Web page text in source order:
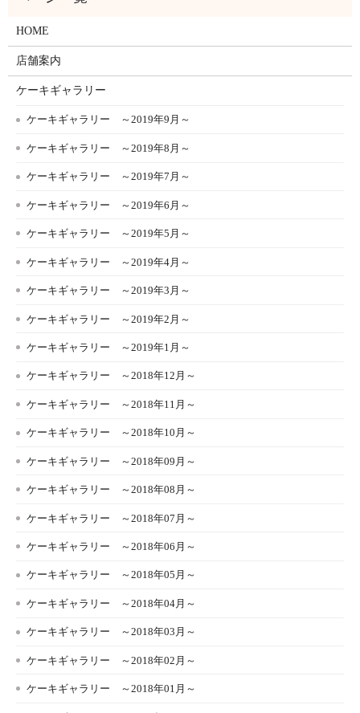
HOME
店舗案内
ケーキギャラリー
ケーキギャラリー ～2019年9月～
ケーキギャラリー ～2019年8月～
ケーキギャラリー ～2019年7月～
ケーキギャラリー ～2019年6月～
ケーキギャラリー ～2019年5月～
ケーキギャラリー ～2019年4月～
ケーキギャラリー ～2019年3月～
ケーキギャラリー ～2019年2月～
ケーキギャラリー ～2019年1月～
ケーキギャラリー ～2018年12月～
ケーキギャラリー ～2018年11月～
ケーキギャラリー ～2018年10月～
ケーキギャラリー ～2018年09月～
ケーキギャラリー ～2018年08月～
ケーキギャラリー ～2018年07月～
ケーキギャラリー ～2018年06月～
ケーキギャラリー ～2018年05月～
ケーキギャラリー ～2018年04月～
ケーキギャラリー ～2018年03月～
ケーキギャラリー ～2018年02月～
ケーキギャラリー ～2018年01月～